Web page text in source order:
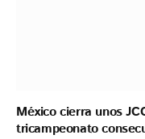
México cierra unos
tricampeonato